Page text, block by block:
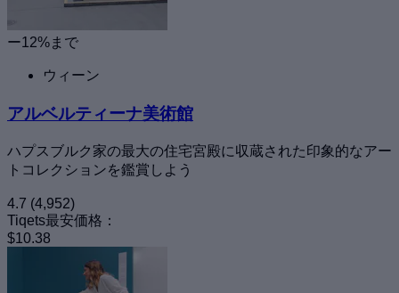
ー12%まで
ウィーン
アルベルティーナ美術館
ハプスブルク家の最大の住宅宮殿に収蔵された印象的なアー
トコレクションを鑑賞しよう
4.7 (4,952)
Tiqets最安価格：
$10.38